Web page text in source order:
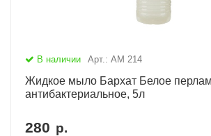
В наличии Арт.: АМ 214
Жидкое мыло Бархат Белое
антибактериальное, 5л
280 р.